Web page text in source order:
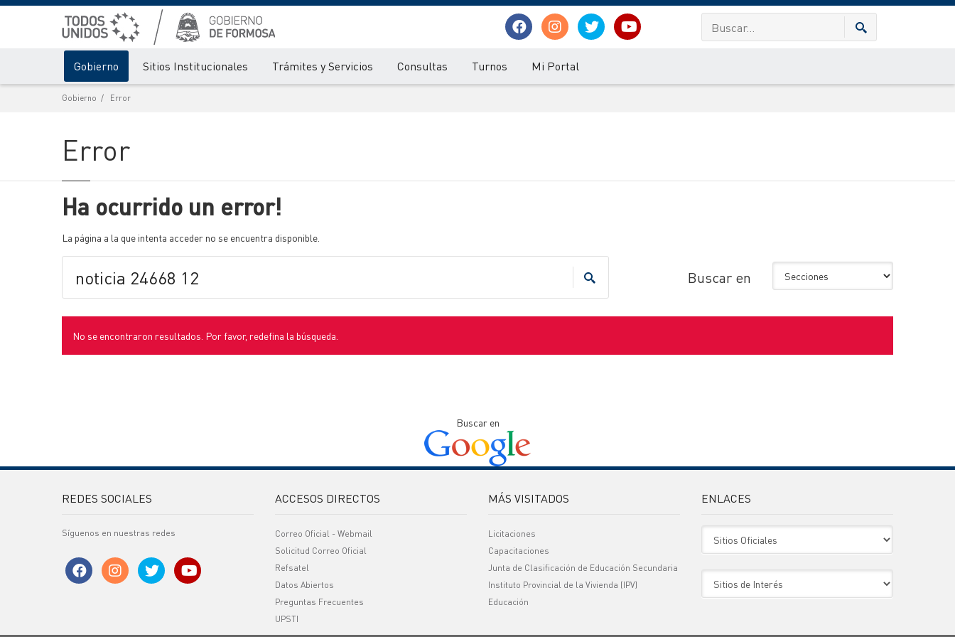
Gobierno Sitios Institucionales Trámites y Servicios Consultas Turnos Mi Portal
Gobierno Error
Error
Ha ocurrido un error!
La página a la que intenta acceder no se encuentra disponible.
Buscar en
No se encontraron resultados. Por favor, redefina la búsqueda.
Buscar en
REDES SOCIALES
Síguenos en nuestras redes
ACCESOS DIRECTOS
Correo Oficial - Webmail
Solicitud Correo Oficial
Refsatel
Datos Abiertos
Preguntas Frecuentes
UPSTI
MÁS VISITADOS
Licitaciones
Capacitaciones
Junta de Clasificación de Educación Secundaria
Instituto Provincial de la Vivienda (IPV)
Educación
ENLACES